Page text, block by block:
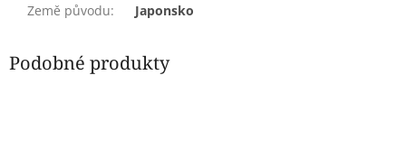
Země původu: Japonsko
Podobné produkty